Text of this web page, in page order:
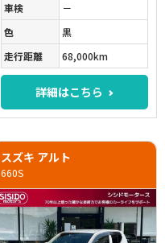
車検
－
色
黒
走行距離
68,000km
詳細はこちら
スズキ アルト
660S